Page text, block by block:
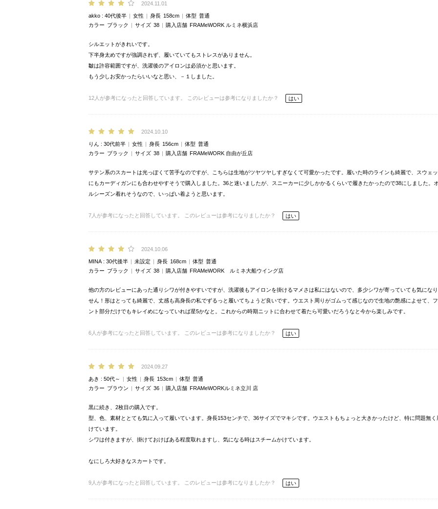
2024.11.01
akko 40代後半 女性 身長 158cm 体型 普通
カラー ブラック サイズ 38 購入店舗 FRAMeWORK ルミネ横浜店
シルエットがきれいです。
下半身太めですが強調されず、履いていてもストレスがありません。
皺は許容範囲ですが、洗濯後のアイロンは必須かと思います。
もう少しお安かったらいいなと思い、－１しました。
12 人が参考になったと回答しています。 このレビューは参考になりましたか？ はい
2024.10.10
りん 30代前半 女性 身長 156cm 体型 普通
カラー ブラック サイズ 38 購入店舗 FRAMeWORK 自由が丘店
サテン系のスカートは光っぽくて苦手なのですが、こちらは生地がツヤツヤしすぎなくて可愛かったです。履いた時のラインも綺麗で、スウェ
にもカーディガンにも合わせやすそうで購入しました。36と迷いましたが、スニーカーに少しかかるくらいで履きたかったので38にしました。
ルシーズン着れそうなので、いっぱい着ようと思います。
7 人が参考になったと回答しています。 このレビューは参考になりましたか？ はい
2024.10.06
MINA 30代後半 未設定 身長 168cm 体型 普通
カラー ブラック サイズ 38 購入店舗 FRAMeWORK ルミネ大船ウイング店
他の方のレビューにあった通りシワが付きやすいですが、洗濯後もアイロンを掛けるマメさは私にはないので、多少シワが寄っていても気にな
せん！形はとっても綺麗で、丈感も高身長の私でずるっと履いてちょうど良いです。ウエスト周りがゴムって感じなので生地の艶感によせて、
ント部分だけでもキレイめになっていれば星5かなと。これからの時期ニットに合わせて着たら可愛いだろうなと今から楽しみです。
6 人が参考になったと回答しています。 このレビューは参考になりましたか？ はい
2024.09.27
あき 50代～ 女性 身長 153cm 体型 普通
カラー ブラウン サイズ 36 購入店舗 FRAMeWORKルミネ立川 店
黒に続き、2枚目の購入です。
型、色、素材ととても気に入って履いています。身長153センチで、36サイズでマキシです。ウエストもちょっと大きかったけど、特に問題無く
けています。
シワは付きますが、掛けておけばある程度取れますし、気になる時はスチームかけています。
なにしろ大好きなスカートです。
9 人が参考になったと回答しています。 このレビューは参考になりましたか？ はい